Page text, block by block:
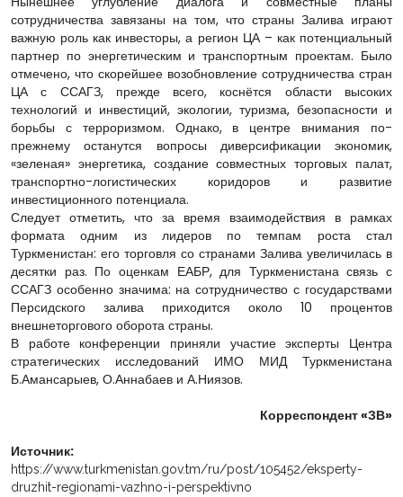
сотрудничества завязаны на том, что страны Залива играют
важную роль как инвесторы, а регион ЦА – как потенциальный
партнер по энергетическим и транспортным проектам. Было
отмечено, что скорейшее возобновление сотрудничества стран
ЦА с ССАГЗ, прежде всего, коснётся области высоких
технологий и инвестиций, экологии, туризма, безопасности и
борьбы с терроризмом. Однако, в центре внимания по-
прежнему останутся вопросы диверсификации экономик,
«зеленая» энергетика, создание совместных торговых палат,
транспортно-логистических коридоров и развитие
инвестиционного потенциала.
Следует отметить, что за время взаимодействия в рамках
формата одним из лидеров по темпам роста стал
Туркменистан: его торговля со странами Залива увеличилась в
десятки раз. По оценкам ЕАБР, для Туркменистана связь с
ССАГЗ особенно значима: на сотрудничество с государствами
Персидского залива приходится около 10 процентов
внешнеторгового оборота страны.
В работе конференции приняли участие эксперты Центра
стратегических исследований ИМО МИД Туркменистана
Б.Амансарыев, О.Аннабаев и А.Ниязов.
Корреспондент «ЗВ»
Источник:
https://www.turkmenistan.gov.tm/ru/post/105452/eksperty-
druzhit-regionami-vazhno-i-perspektivno